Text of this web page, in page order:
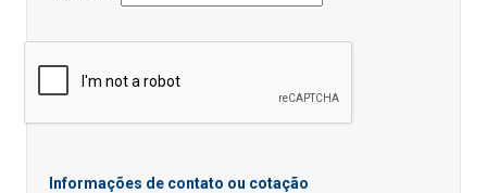
Informações de contato ou cotação